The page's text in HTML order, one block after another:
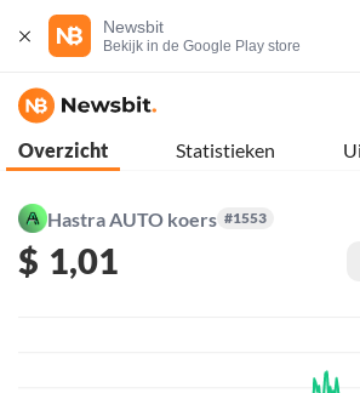
Newsbit
Bekijk in de Google Play store
Overzicht Statistieken
Hastra AUTO koers #1553
$ 1,01